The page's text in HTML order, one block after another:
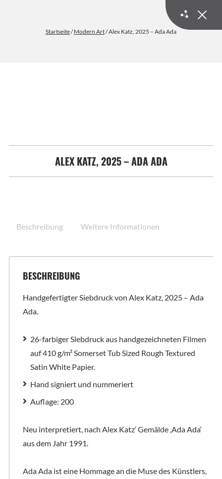
Startseite/Modern Art/ Alex Katz, 2025 – Ada Ada
ALEX KATZ, 2025 – ADA ADA
Beschreibung Weitere Informationen
BESCHREIBUNG
Handgefertigter Siebdruck von Alex Katz, 2025 – Ada
Ada.
26-farbiger Siebdruck aus handgezeichneten Filmen
auf 410 g/m² Somerset Tub Sized Rough Textured
Satin White Papier.
Hand signiert und nummeriert
Auflage: 200
Neu interpretiert, nach Alex Katz‘ Gemälde ‚Ada Ada‘
aus dem Jahr 1991.
Ada Ada ist eine Hommage an die Muse des Künstlers,